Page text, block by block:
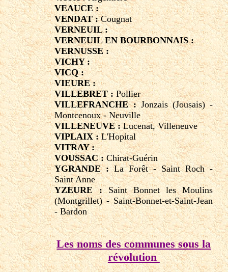
VEAUCE :
VENDAT :Cougnat
VERNEUIL :
VERNEUIL EN BOURBONNAIS :
VERNUSSE :
VICHY :
VICQ :
VIEURE :
VILLEBRET :Pollier
VILLEFRANCHE :Jonzais (Jousais) -
Montcenoux - Neuville
VILLENEUVE :Lucenat, Villeneuve
VIPLAIX :L'Hopital
VITRAY :
VOUSSAC :Chirat-Guérin
YGRANDE :La Forêt - Saint Roch -
Saint Anne
YZEURE : Saint Bonnet les Moulins
(Montgrillet) - Saint-Bonnet-et-Saint-Jean
- Bardon
Les noms des communes sous la
révolution